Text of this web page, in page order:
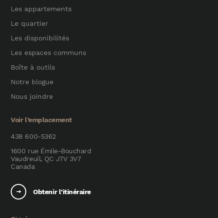
Les appartements
Le quartier
Les disponibilités
Les espaces communs
Boîte à outils
Notre blogue
Nous joindre
Voir l’emplacement
438 600-5362
1600 rue Émile-Bouchard
Vaudreuil, QC J7V 3V7
Canada
Obtenir l’itinéraire